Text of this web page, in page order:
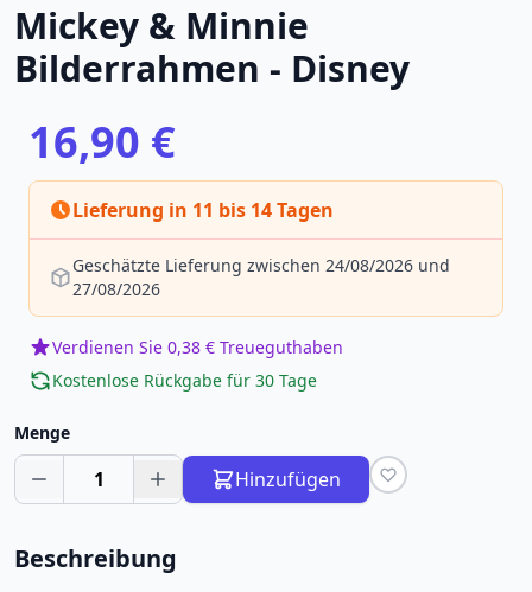
Mickey & Minnie
Bilderrahmen - Disney
16,90 €
Lieferung in 11 bis 14 Tagen
Geschätzte Lieferung zwischen 24/08/2026 und
27/08/2026
Verdienen Sie 0,38 € Treueguthaben
Kostenlose Rückgabe für 30 Tage
Menge
1 Hinzufügen
Beschreibung